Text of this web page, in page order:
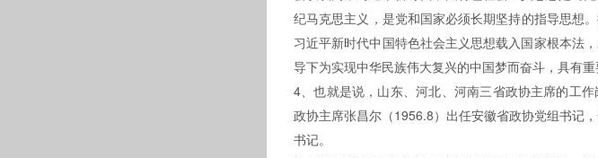
纪马克思主义，是党和国家必须长期坚持的指导思
习近平新时代中国特色社会主义思想载入国家根本法
导下为实现中华民族伟大复兴的中国梦而奋斗，具有重要
4、也就是说，山东、河北、河南三省政协主席的工
政协主席张昌尔（1956.8）出任安徽省政协党组书记
书记。